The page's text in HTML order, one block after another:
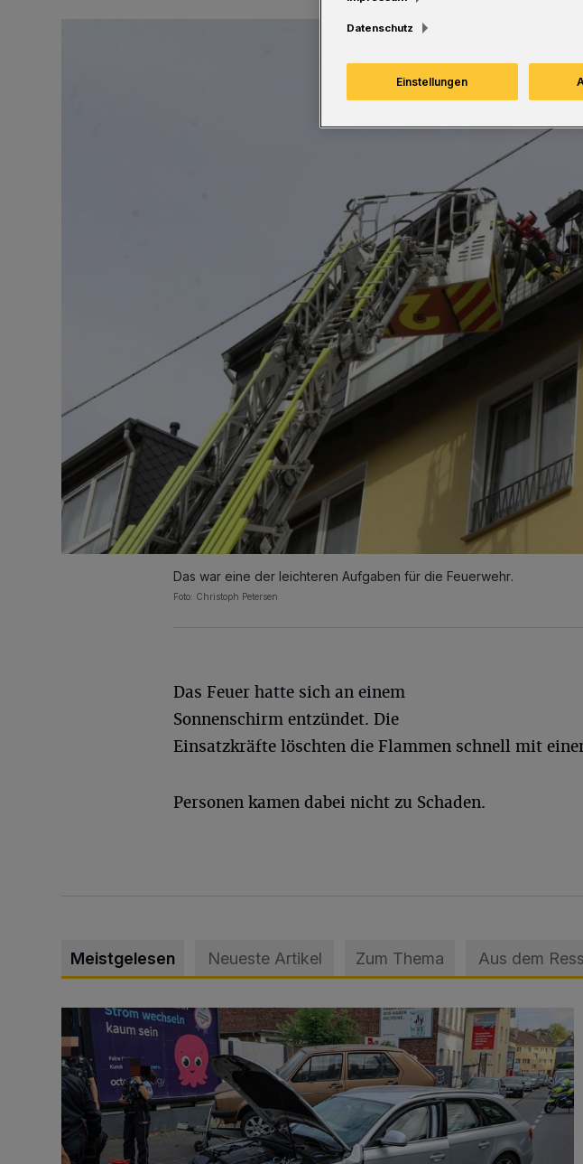
Das war eine der leichteren Aufgaben für die Feuerwehr.
Foto: Christoph Petersen
Das Feuer hatte sich an einem
Sonnenschirm entzündet. Die
Einsatzkräfte löschten die Flammen schnell mit
Personen kamen dabei nicht zu Schaden.
Meistgelesen Neueste Artikel Zum Thema Aus dem
Schwerer Unfall mit 2,48 Promille
Datenschutz
Einstellungen